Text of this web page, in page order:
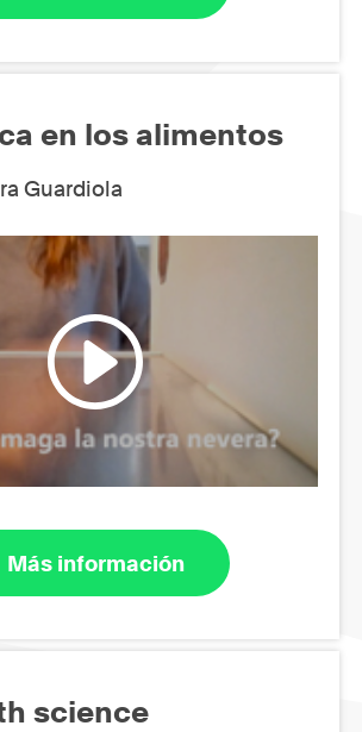
en los alimentos
Guardiola
Más información
science